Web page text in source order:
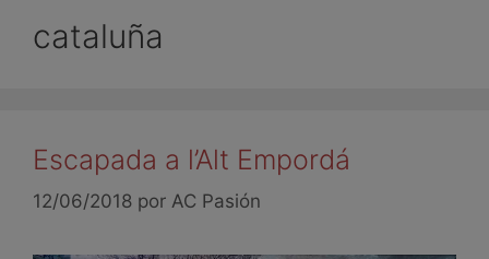
cataluña
Escapada a l’Alt Empordá
12/06/2018 por AC Pasión